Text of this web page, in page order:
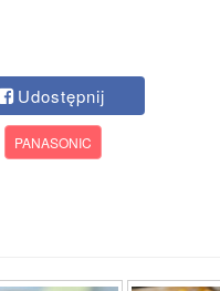
Udostępnij
PANASONIC